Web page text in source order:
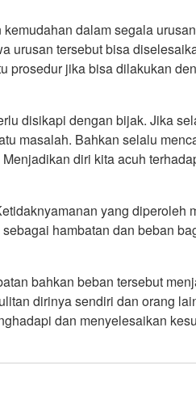
dalam segala
urusan tersebut bisa
prosedur jika bisa dilakukan
disikapi dengan bijak. Jika
masalah. Bahkan selalu
diri kita acuh
yang diperoleh
hambatan dan beban
bahkan beban tersebut
dirinya sendiri dan orang
dan menyelesaikan